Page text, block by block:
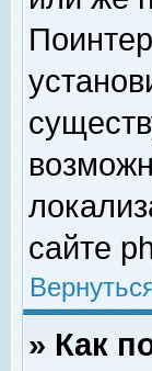
сайте
» Как